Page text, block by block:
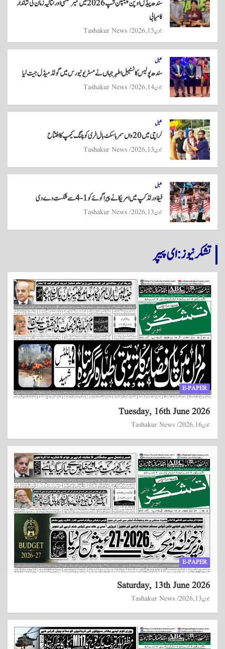
pp
سندھ پیڈل اوپن چیمپئن شپ 2026 میں نمیر شمسی اور نتالیہ زمان کی شاندار
کامیابی
جون 15, 2026 Tashakur News
کھیل
سندھ پولیس کانسٹیبل اطہر جہاں نے مسٹر یونیورس میں گولڈ میڈل جیت لیا
جون 14, 2026 Tashakur News
کھیل
کراچی میں 20واں سمر باسکٹ بال فری کوچنگ کیمپ کا افتتاح
جون 13, 2026 Tashakur News
کھیل
فیفا ورلڈکپ میں امریکا نے پیراگوئے کو 1-4 سے شکست دے دی
جون 13, 2026 Tashakur News
تشکر نیوز: ای پیپر
E-PAPER
Tuesday, 16th June 2026
جون 16, 2026 Tashakur News
E-PAPER
Saturday, 13th June 2026
جون 13, 2026 Tashakur News